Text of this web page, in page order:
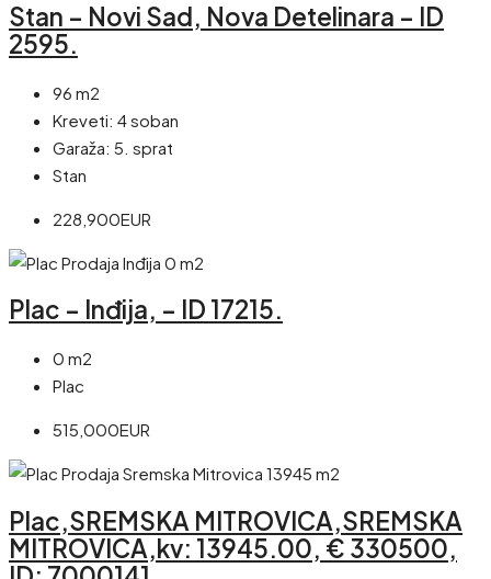
Stan – Novi Sad, Nova Detelinara – ID
2595.
96 m2
Kreveti: 4 soban
Garaža: 5. sprat
Stan
228,900EUR
Plac – Inđija, – ID 17215.
0 m2
Plac
515,000EUR
Plac,SREMSKA MITROVICA,SREMSKA
MITROVICA,kv: 13945.00, € 330500,